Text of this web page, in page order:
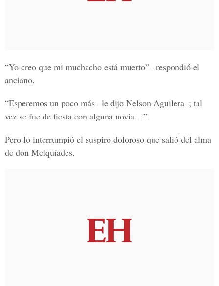
“Yo creo que mi muchacho está muerto” –respondió el
anciano.
“Esperemos un poco más –le dijo Nelson Aguilera–; tal
vez se fue de fiesta con alguna novia…”.
Pero lo interrumpió el suspiro doloroso que salió del alma
de don Melquíades.